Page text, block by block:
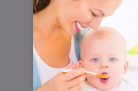
Rady a tipy
Harmonie duše a těla
Zaměstnávání osob ze
zdravotním
postižením
Lázeňství a wellness